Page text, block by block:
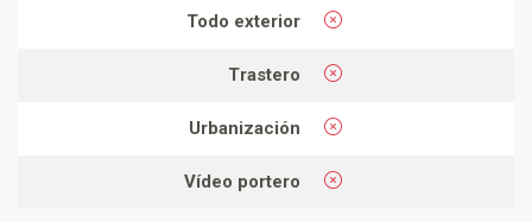
Todo exterior
Trastero
Urbanización
Vídeo portero